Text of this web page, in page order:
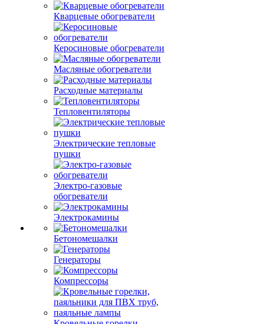
Кварцевые обогреватели
Керосиновые обогреватели
Масляные обогреватели
Расходные материалы
Тепловентиляторы
Электрические тепловые
пушки
Электро-газовые
обогреватели
Электрокамины
Бетономешалки
Генераторы
Компрессоры